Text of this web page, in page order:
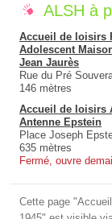
ALSH à
Accueil de loisirs
Adolescent
Jean Jaurès
Rue du Pré
146 mètres
Accueil de loisirs
Antenne Epstein
Place Joseph
635 mètres
Fermé, ouvre
Cette page